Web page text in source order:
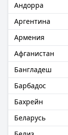
Андорра
Аргентина
Армения
Афганистан
Бангладеш
Барбадос
Бахрейн
Беларусь